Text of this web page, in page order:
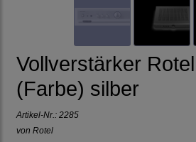
Vollverstärker
(Farbe) silber
Artikel-Nr.: 2285
von Rotel